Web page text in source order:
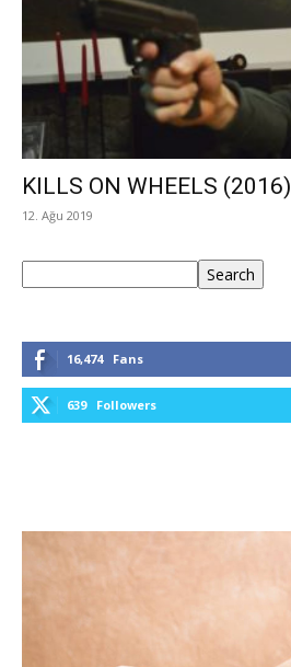
KILLS ON WHEELS (2016)
12. Ağu 2019
Search
16,474 Fans
639 Followers